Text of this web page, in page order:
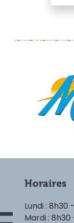
Horaires
Lundi : 8h30
Mardi : 8h30